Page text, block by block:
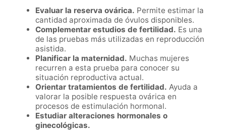
Evaluar la reserva ovárica. Permite estimar la
cantidad aproximada de óvulos disponibles.
Complementar estudios de fertilidad. Es una
de las pruebas más utilizadas en reproducción
asistida.
Planificar la maternidad. Muchas mujeres
recurren a esta prueba para conocer su
situación reproductiva actual.
Orientar tratamientos de fertilidad. Ayuda a
valorar la posible respuesta ovárica en
procesos de estimulación hormonal.
Estudiar alteraciones hormonales o
ginecológicas.